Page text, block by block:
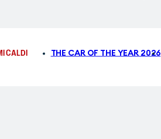
CALDI THE CAR OF THE YEAR 2026